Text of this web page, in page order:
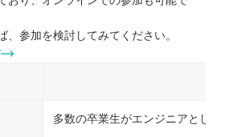
、参加を検討してみてください。
多数の卒業生がエンジニアとして